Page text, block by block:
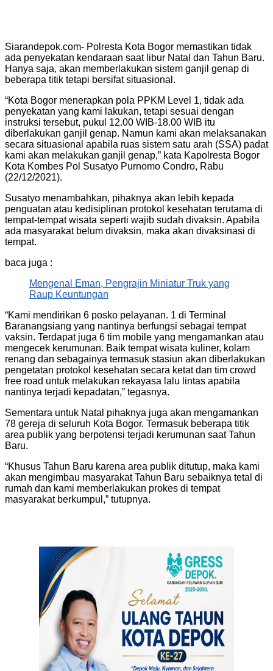
Siarandepok.com- Polresta Kota Bogor memastikan tidak
ada penyekatan kendaraan saat libur Natal dan Tahun Baru.
Hanya saja, akan memberlakukan sistem ganjil genap di
beberapa titik tetapi bersifat situasional.
“Kota Bogor menerapkan pola PPKM Level 1, tidak ada
penyekatan yang kami lakukan, tetapi sesuai dengan
instruksi tersebut, pukul 12.00 WIB-18.00 WIB itu
diberlakukan ganjil genap. Namun kami akan melaksanakan
secara situasional apabila ruas sistem satu arah (SSA) padat
kami akan melakukan ganjil genap,” kata Kapolresta Bogor
Kota Kombes Pol Susatyo Purnomo Condro, Rabu
(22/12/2021).
Susatyo menambahkan, pihaknya akan lebih kepada
penguatan atau kedisiplinan protokol kesehatan terutama di
tempat-tempat wisata seperti wajib sudah divaksin. Apabila
ada masyarakat belum divaksin, maka akan divaksinasi di
tempat.
baca juga :
Mengenal Eman, Pengrajin Miniatur Truk yang
Raup Keuntungan
“Kami mendirikan 6 posko pelayanan. 1 di Terminal
Baranangsiang yang nantinya berfungsi sebagai tempat
vaksin. Terdapat juga 6 tim mobile yang mengamankan atau
mengecek kerumunan. Baik tempat wisata kuliner, kolam
renang dan sebagainya termasuk stasiun akan diberlakukan
pengetatan protokol kesehatan secara ketat dan tim crowd
free road untuk melakukan rekayasa lalu lintas apabila
nantinya terjadi kepadatan,” tegasnya.
Sementara untuk Natal pihaknya juga akan mengamankan
78 gereja di seluruh Kota Bogor. Termasuk beberapa titik
area publik yang berpotensi terjadi kerumunan saat Tahun
Baru.
“Khusus Tahun Baru karena area publik ditutup, maka kami
akan mengimbau masyarakat Tahun Baru sebaiknya tetal di
rumah dan kami memberlakukan prokes di tempat
masyarakat berkumpul,” tutupnya.